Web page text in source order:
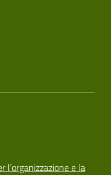
l’organizzazione e la